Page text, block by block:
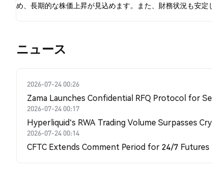
め、長期的な株価上昇が見込めます。また、財務状況も安定
​​ニュース​​
2026-07-24 00:26
Zama Launches Confidential RFQ Protocol for
2026-07-24 00:17
Hyperliquid's RWA Trading Volume Surpasses
2026-07-24 00:14
CFTC Extends Comment Period for 24/7